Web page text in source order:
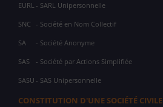
EURL - SARL Unipersonnelle
SNC - Société en Nom Collectif
SA - Société Anonyme
SAS - Société par Actions Simplifiée
SASU - SAS Unipersonnelle
CONSTITUTION D'UNE SOCIÉTÉ CIVILE